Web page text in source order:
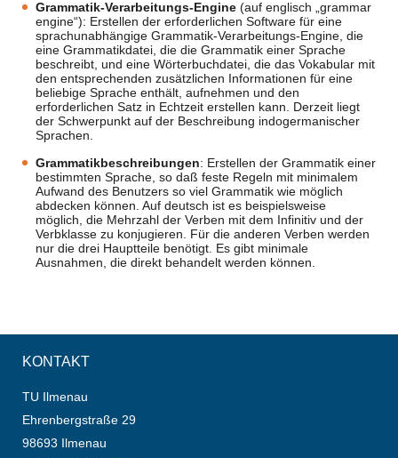
Grammatik-Verarbeitungs-Engine (auf englisch „grammar
engine“): Erstellen der erforderlichen Software für eine
sprachunabhängige Grammatik-Verarbeitungs-Engine, die
eine Grammatikdatei, die die Grammatik einer Sprache
beschreibt, und eine Wörterbuchdatei, die das Vokabular mit
den entsprechenden zusätzlichen Informationen für eine
beliebige Sprache enthält, aufnehmen und den
erforderlichen Satz in Echtzeit erstellen kann. Derzeit liegt
der Schwerpunkt auf der Beschreibung indogermanischer
Sprachen.
Grammatikbeschreibungen: Erstellen der Grammatik einer
bestimmten Sprache, so daß feste Regeln mit minimalem
Aufwand des Benutzers so viel Grammatik wie möglich
abdecken können. Auf deutsch ist es beispielsweise
möglich, die Mehrzahl der Verben mit dem Infinitiv und der
Verbklasse zu konjugieren. Für die anderen Verben werden
nur die drei Hauptteile benötigt. Es gibt minimale
Ausnahmen, die direkt behandelt werden können.
KONTAKT
TU Ilmenau
Ehrenbergstraße 29
98693 Ilmenau